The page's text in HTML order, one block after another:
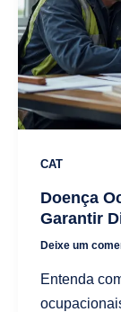
CAT
Doença
Garantir
Deixe um
Entenda